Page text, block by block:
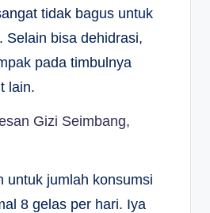
tidak bagus untuk
Selain bisa dehidrasi,
pada timbulnya
lain.
Gizi Seimbang,
untuk jumlah konsumsi
8 gelas per hari. Iya